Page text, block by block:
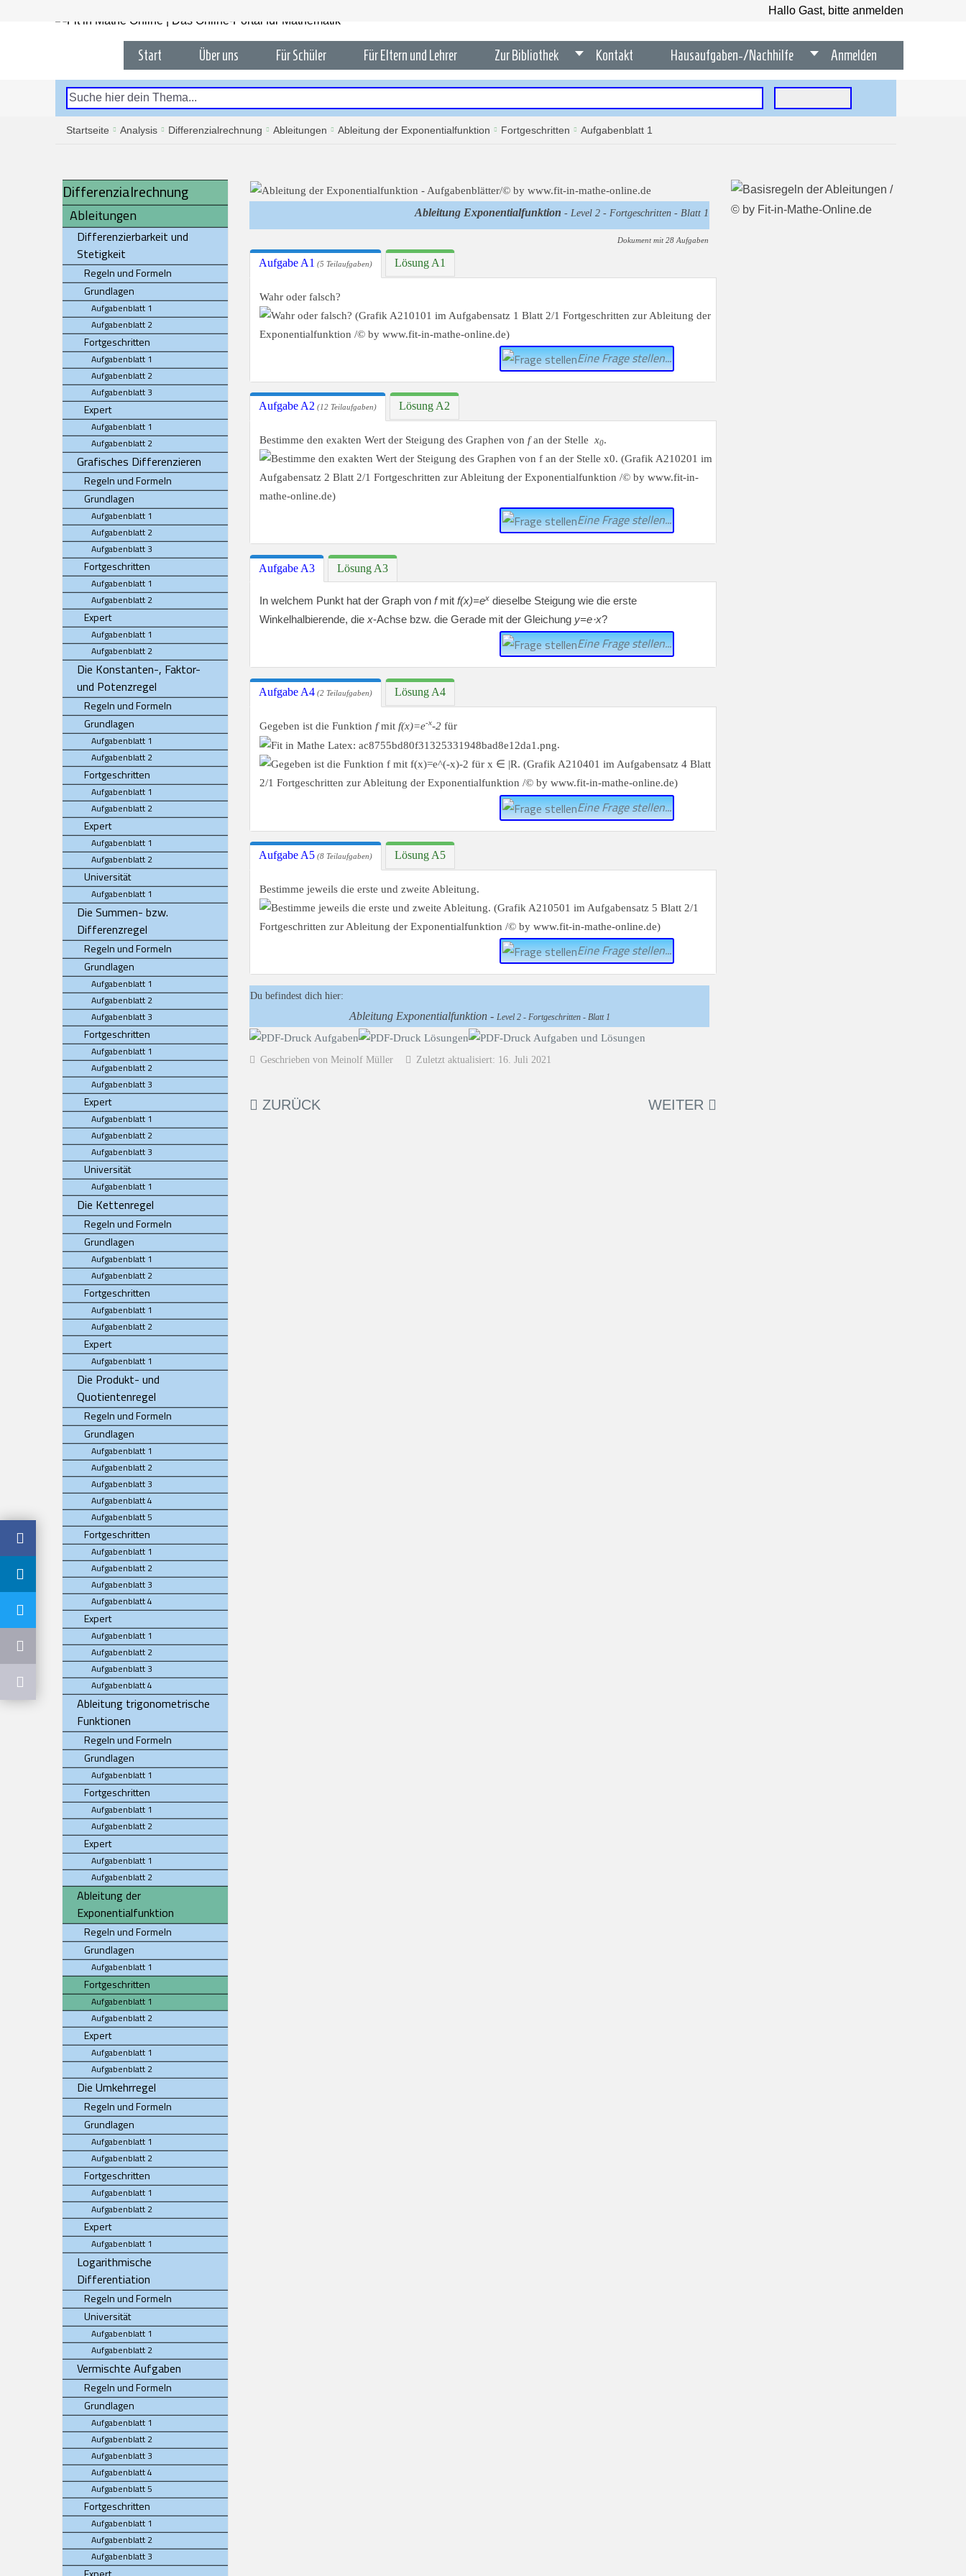
Hallo Gast, bitte anmelden
Start Über uns Für Schüler Für Eltern und Lehrer Zur Bibliothek Kontakt Hausaufgaben-/Nachhilfe Anmelden
Startseite Analysis Differenzialrechnung Ableitungen Ableitung der Exponentialfunktion Fortgeschritten Aufgabenblatt 1
Differenzialrechnung
Ableitungen
Differenzierbarkeit und
Stetigkeit
Regeln und Formeln
Grundlagen
Aufgabenblatt 1
Aufgabenblatt 2
Fortgeschritten
Aufgabenblatt 1
Aufgabenblatt 2
Aufgabenblatt 3
Expert
Aufgabenblatt 1
Aufgabenblatt 2
Grafisches Differenzieren
Regeln und Formeln
Grundlagen
Aufgabenblatt 1
Aufgabenblatt 2
Aufgabenblatt 3
Fortgeschritten
Aufgabenblatt 1
Aufgabenblatt 2
Expert
Aufgabenblatt 1
Aufgabenblatt 2
Die Konstanten-, Faktor-
und Potenzregel
Regeln und Formeln
Grundlagen
Aufgabenblatt 1
Aufgabenblatt 2
Fortgeschritten
Aufgabenblatt 1
Aufgabenblatt 2
Expert
Aufgabenblatt 1
Aufgabenblatt 2
Universität
Aufgabenblatt 1
Die Summen- bzw.
Differenzregel
Regeln und Formeln
Grundlagen
Aufgabenblatt 1
Aufgabenblatt 2
Aufgabenblatt 3
Fortgeschritten
Aufgabenblatt 1
Aufgabenblatt 2
Aufgabenblatt 3
Expert
Aufgabenblatt 1
Aufgabenblatt 2
Aufgabenblatt 3
Universität
Aufgabenblatt 1
Die Kettenregel
Regeln und Formeln
Grundlagen
Aufgabenblatt 1
Aufgabenblatt 2
Fortgeschritten
Aufgabenblatt 1
Aufgabenblatt 2
Expert
Aufgabenblatt 1
Die Produkt- und
Quotientenregel
Regeln und Formeln
Grundlagen
Aufgabenblatt 1
Aufgabenblatt 2
Aufgabenblatt 3
Aufgabenblatt 4
Aufgabenblatt 5
Fortgeschritten
Aufgabenblatt 1
Aufgabenblatt 2
Aufgabenblatt 3
Aufgabenblatt 4
Expert
Aufgabenblatt 1
Aufgabenblatt 2
Aufgabenblatt 3
Aufgabenblatt 4
Ableitung trigonometrische
Funktionen
Regeln und Formeln
Grundlagen
Aufgabenblatt 1
Fortgeschritten
Aufgabenblatt 1
Aufgabenblatt 2
Expert
Aufgabenblatt 1
Aufgabenblatt 2
Ableitung der
Exponentialfunktion
Regeln und Formeln
Grundlagen
Aufgabenblatt 1
Fortgeschritten
Aufgabenblatt 1
Aufgabenblatt 2
Expert
Aufgabenblatt 1
Aufgabenblatt 2
Die Umkehrregel
Regeln und Formeln
Grundlagen
Aufgabenblatt 1
Aufgabenblatt 2
Fortgeschritten
Aufgabenblatt 1
Aufgabenblatt 2
Expert
Aufgabenblatt 1
Logarithmische
Differentiation
Regeln und Formeln
Universität
Aufgabenblatt 1
Aufgabenblatt 2
Vermischte Aufgaben
Regeln und Formeln
Grundlagen
Aufgabenblatt 1
Aufgabenblatt 2
Aufgabenblatt 3
Aufgabenblatt 4
Aufgabenblatt 5
Fortgeschritten
Aufgabenblatt 1
Aufgabenblatt 2
Aufgabenblatt 3
Ableitung Exponentialfunktion - Level 2 - Fortgeschritten - Blatt 1
Dokument mit 28 Aufgaben
Aufgabe A1 (5 Teilaufgaben) Lösung A1
Wahr oder falsch?
Eine Frage stellen...
Aufgabe A2 (12 Teilaufgaben) Lösung A2
Bestimme den exakten Wert der Steigung des Graphen von fan der Stelle x0.
Eine Frage stellen...
Aufgabe A3 Lösung A3
In welchem Punkt hat der Graph von fmit f(x)=ex dieselbe Steigung wie die erste
Winkelhalbierende, die x-Achse bzw. die Gerade mit der Gleichung y=e⋅x?
Eine Frage stellen...
Aufgabe A4 (2 Teilaufgaben) Lösung A4
Gegeben ist die Funktion fmit f(x)=e-x-2 für
.
Eine Frage stellen...
Aufgabe A5 (8 Teilaufgaben) Lösung A5
Bestimme jeweils die erste und zweite Ableitung.
Eine Frage stellen...
Du befindest dich hier:
Ableitung Exponentialfunktion - Level 2 - Fortgeschritten - Blatt 1
Geschrieben von Meinolf Müller Zuletzt aktualisiert: 16. Juli 2021
ZURÜCK WEITER